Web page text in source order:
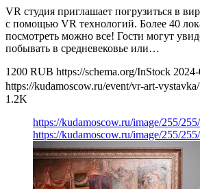
VR студия приглашает погрузиться в
с помощью VR технологий. Более 40
посмотреть можно все! Гости могут
побывать в средневековье или…
1200 RUB https://schema.org/InStock
https://kudamoscow.ru/event/vr-art-vystavka/
1.2K
https://kudamoscow.ru/image/255/
https://kudamoscow.ru/image/255/